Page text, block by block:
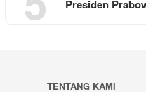
Presiden
TENTANG KAMI